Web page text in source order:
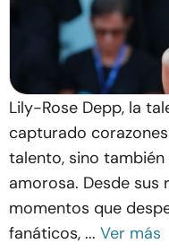
Lily-Rose Depp, la
capturado
talento, sino
amorosa. Desde
momentos que
fanáticos, ... Ver más